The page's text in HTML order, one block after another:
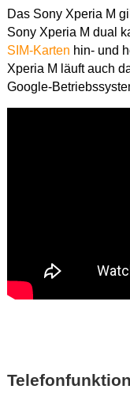
Das Sony Xperia M
Sony Xperia M dual
SIM-Karten hin- und
Xperia M läuft auch
Google-